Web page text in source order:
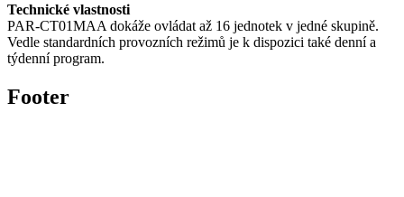
Technické vlastnosti
PAR-CT01MAA dokáže ovládat až 16 jednotek v jedné skupině.
Vedle standardních provozních režimů je k dispozici také denní a
týdenní program.
Footer